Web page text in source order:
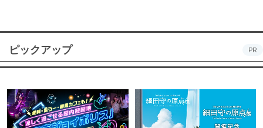
ピックアップ PR